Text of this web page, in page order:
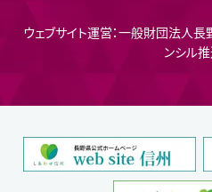
ウェブサイト運営：一般財団法人
ンシル